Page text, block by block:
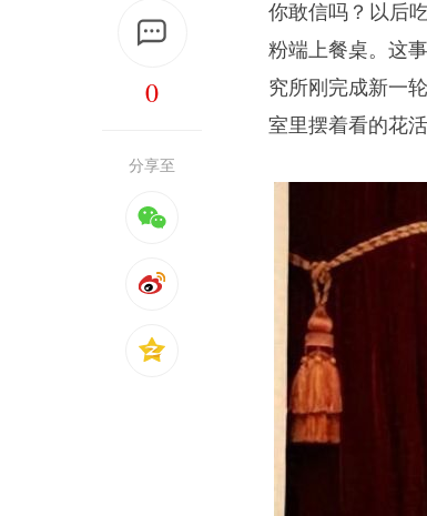
0
分享至
你敢信吗？以后
粉端上餐桌。这
究所刚完成新一
室里摆着看的花